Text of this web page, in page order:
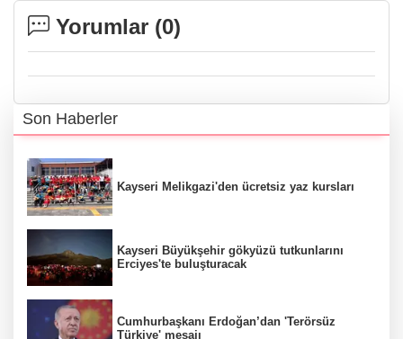
Yorumlar (0)
Son Haberler
Kayseri Melikgazi'den ücretsiz yaz kursları
Kayseri Büyükşehir gökyüzü tutkunlarını
Erciyes'te buluşturacak
Cumhurbaşkanı Erdoğan’dan 'Terörsüz
Türkiye' mesajı